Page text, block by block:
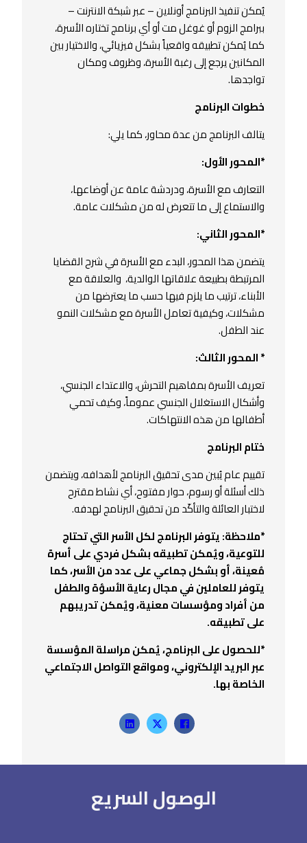
يُمكن تنفيذ البرنامج أونلاين – عبر شبكة الانترنت –
ببرامج الزوم أو غوغل مت أو أي برنامج تختاره الأسرة،
كما يُمكن تطبيقه واقعياً بشكل فيزيائي، والاختيار بين
المكانين يرجع إلى رغبة الأسرة، وظروف ومكان
تواجدها.
خطوات البرنامج
يتالف البرنامج من عدة محاور، كما يلي:
*المحور الأول:
التعارف مع الأسرة، ودردشة عامة عن أوضاعها،
والاستماع إلى ما تتعرض له من مشكلات عامة.
*المحور الثاني:
يتضمن هذا المحور، البدء مع الأسرة في شرح القضايا
المرتبطة بطبيعة علاقاتها الوالدية، والعلاقة مع
الأبناء، ترتيب ما يلزم فيها حسب ما يعترضها من
مشكلات، وكيفية تعامل الأسرة مع مشكلات النمو
عند الطفل.
*المحور الثالث:
تعريف الأسرة بمفاهيم التحرش، والاعتداء الجنسي،
وأشكال الاستغلال الجنسي عموماً، وكيف تحمي
أطفالها من هذه الانتهاكات.
ختام البرنامج
تقييم عام يُبين مدى تحقيق البرنامج لأهدافه، ويتضمن
ذلك أسئلة أو رسوم، حوار مفتوح، أي نشاط مقترح
لاختبار العائلة والتأكّد من تحقيق البرنامج لهدفه.
*ملاحظة: يتوفر البرنامج لكل الأسر التي تحتاج
للتوعية، ويُمكن تطبيقه بشكل فردي على أسرة
مُعينة، أو بشكل جماعي على عدد من الأسر، كما
يتوفر للعاملين في مجال رعاية الأسؤة والطفل
من أفراد ومؤسسات معنية، ويُمكن تدريبهم
على تطبيقه.
*للحصول على البرنامج، يُمكن مراسلة المؤسسة
عبر البريد الإلكتروني، ومواقع التواصل الاجتماعي
الخاصة بها.
الوصول السريع